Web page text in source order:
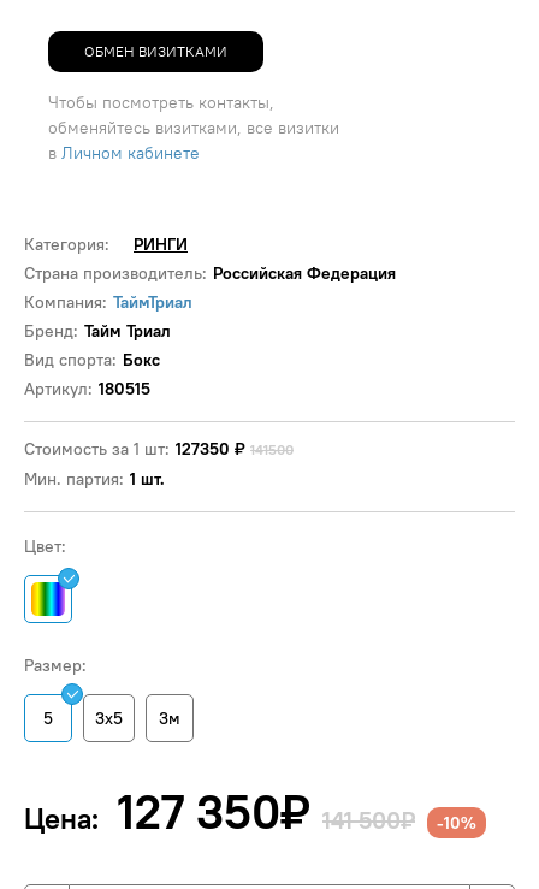
Категория:
РИНГИ
Страна производитель: Российская Федерация
Компания: ТаймТриал
Бренд: Тайм Триал
Вид спорта: Бокс
Артикул: 180515
Стоимость за 1 шт: 127350 ₽ 141500
Мин. партия: 1 шт.
Цвет:
Размер:
5 3х5 3м
ОБМЕН ВИЗИТКАМИ
Чтобы посмотреть контакты,
обменяйтесь визитками, все визитки
в Личном кабинете
Цена: 127 350₽ 141 500₽ -10%